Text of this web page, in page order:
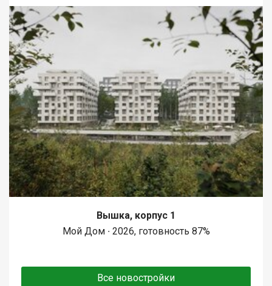
Вышка, корпус 1
Мой Дом ∙ 2026, готовность 87%
Все новостройки